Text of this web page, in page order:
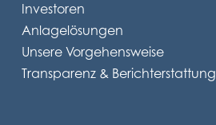
Investoren
Anlagelösungen
Unsere Vorgehensweise
Transparenz & Berichterstattung